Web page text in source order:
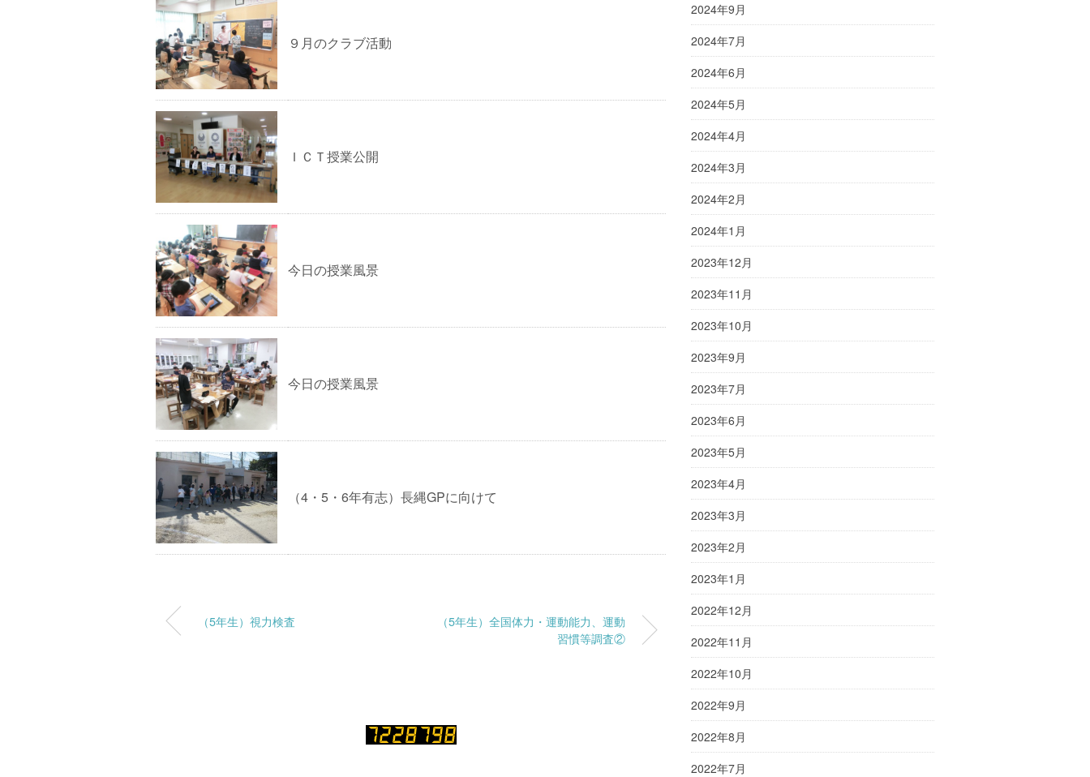
９月のクラブ活動
ＩＣＴ授業公開
今日の授業風景
今日の授業風景
（4・5・6年有志）長縄GPに向けて
（5年生）視力検査
（5年生）全国体力・運動能力、運動
習慣等調査②
2024年9月
2024年7月
2024年6月
2024年5月
2024年4月
2024年3月
2024年2月
2024年1月
2023年12月
2023年11月
2023年10月
2023年9月
2023年7月
2023年6月
2023年5月
2023年4月
2023年3月
2023年2月
2023年1月
2022年12月
2022年11月
2022年10月
2022年9月
2022年8月
2022年7月